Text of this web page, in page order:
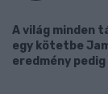
A világ minden
egy kötetbe
eredmény